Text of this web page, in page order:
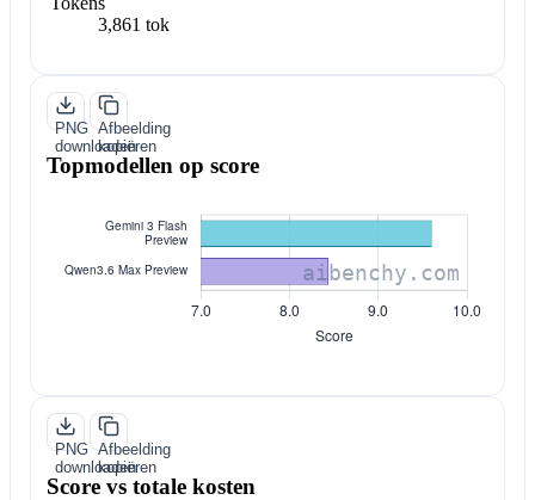
3,861 tok
PNG
downloaden
Afbeelding
kopiëren
Topmodellen op score
PNG
downloaden
Afbeelding
kopiëren
Score vs totale kosten